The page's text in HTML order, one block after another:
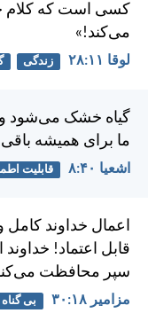
كسی است كه كلام
می‌كند!»
لوقا ۱۱:‏۲۸ زندگی
گياه خشک می‌شود و
ما برای هميشه
اشعيا ۴۰:‏۸ قابلیت
اعمال خداوند
قابل اعتماد! خداوند
سپر محافظت
مزامير ۱۸:‏۳۰ بی گناه